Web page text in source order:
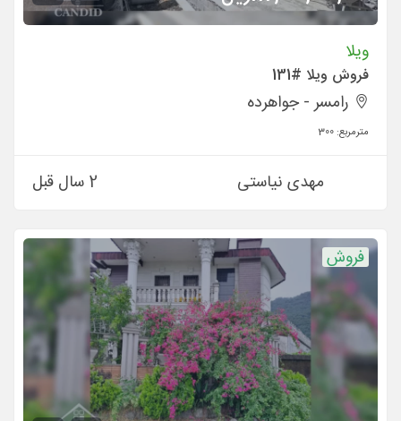
ویلا
فروش ویلا #131
رامسر - جواهرده
مترمربع: 300
مهدی نیاستی 2 سال قبل
فروش